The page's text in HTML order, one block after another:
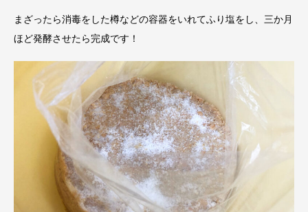
まざったら消毒をした樽などの容器をいれてふり塩をし、三か月
ほど発酵させたら完成です！